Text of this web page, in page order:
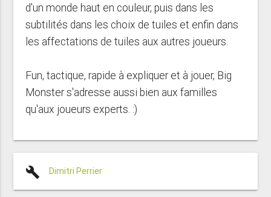
d'un monde haut en couleur, puis dans les
subtilités dans les choix de tuiles et enfin dans
les affectations de tuiles aux autres joueurs.
Fun, tactique, rapide à expliquer et à jouer, Big
Monster s'adresse aussi bien aux familles
qu'aux joueurs experts. :)
build Dimitri Perrier